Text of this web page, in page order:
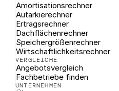
Amortisationsrechner
Autarkierechner
Ertragsrechner
Dachflächenrechner
Speichergrößenrechner
Wirtschaftlichkeitsrechner
VERGLEICHE
Angebotsvergleich
Fachbetriebe finden
UNTERNEHMEN